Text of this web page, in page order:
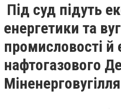
Під суд підуть
енергетики та
промисловості й
нафтогазового
Міненерговугілля